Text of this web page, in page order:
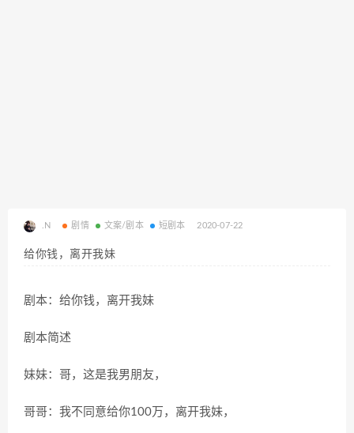
.N 剧情 文案/剧本 短剧本 2020-07-22
给你钱，离开我妹
剧本：给你钱，离开我妹
剧本简述
妹妹：哥，这是我男朋友，
哥哥：我不同意给你100万，离开我妹，